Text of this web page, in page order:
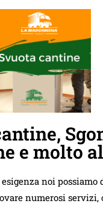
e molto
noi possiamo
numerosi servizi,